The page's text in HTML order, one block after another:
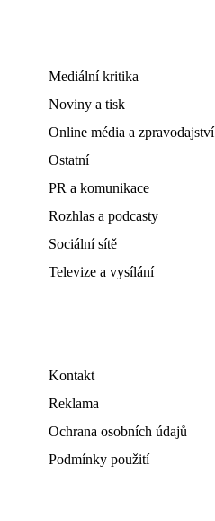
Mediální kritika
Noviny a tisk
Online média a zpravodajství
Ostatní
PR a komunikace
Rozhlas a podcasty
Sociální sítě
Televize a vysílání
Kontakt
Reklama
Ochrana osobních údajů
Podmínky použití